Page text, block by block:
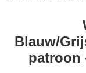
Blauw/
patroon